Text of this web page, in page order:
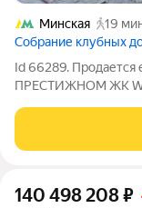
Минская
19
Cобрание клубных
Id 66289. Продается
ПРЕСТИЖНОМ ЖК
кухня-гостиная, 2
потолков 3.28
140 498 208₽